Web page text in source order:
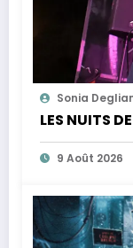
Sonia
LES NUITS
9 Août 2026